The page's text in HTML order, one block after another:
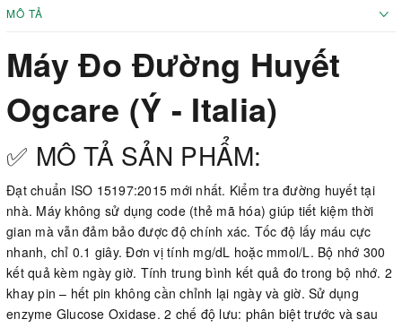
MÔ TẢ
Máy Đo Đường Huyết
Ogcare (Ý - Italia)
✅ MÔ TẢ SẢN PHẨM:
Đạt chuẩn ISO 15197:2015 mới nhất. Kiểm tra đường huyết tại
nhà. Máy không sử dụng code (thẻ mã hóa) giúp tiết kiệm thời
gian mà vẫn đảm bảo được độ chính xác. Tốc độ lấy máu cực
nhanh, chỉ 0.1 giây. Đơn vị tính mg/dL hoặc mmol/L. Bộ nhớ 300
kết quả kèm ngày giờ. Tính trung bình kết quả đo trong bộ nhớ. 2
khay pin – hết pin không cần chỉnh lại ngày và giờ. Sử dụng
enzyme Glucose Oxidase. 2 chế độ lưu: phân biệt trước và sau